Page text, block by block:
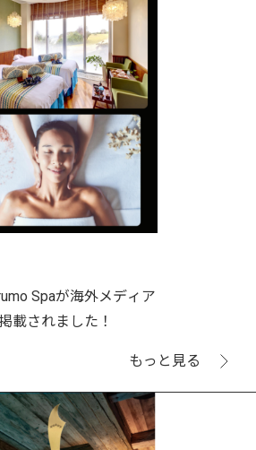
Spaが海外メディア
載されました！
もっと見る